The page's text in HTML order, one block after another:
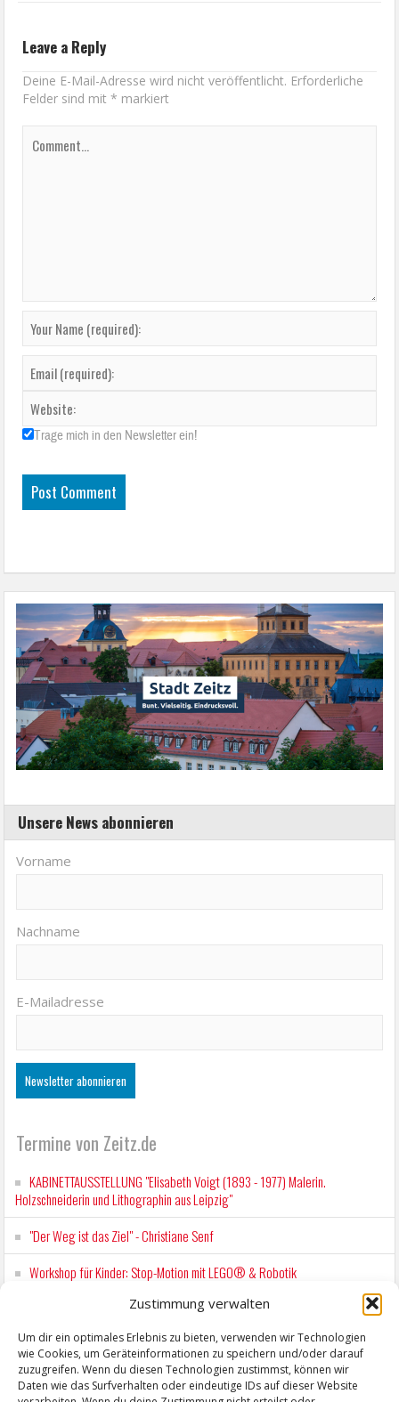
Zustimmung verwalten
Um dir ein optimales Erlebnis zu bieten, verwenden wir Technologien
wie Cookies, um Geräteinformationen zu speichern und/oder darauf
zuzugreifen. Wenn du diesen Technologien zustimmst, können wir
Daten wie das Surfverhalten oder eindeutige IDs auf dieser Website
Leave a Reply
Deine E-Mail-Adresse wird nicht veröffentlicht. Erforderliche
Felder sind mit* markiert
Trage mich in den Newsletter ein!
Unsere News abonnieren
Vorname
Nachname
E-Mailadresse
Termine von Zeitz.de
KABINETTAUSSTELLUNG "Elisabeth Voigt (1893 - 1977) Malerin.
Holzschneiderin und Lithographin aus Leipzig"
"Der Weg ist das Ziel" - Christiane Senf
Workshop für Kinder: Stop-Motion mit LEGO® & Robotik
EINFACH LESEN im August 2026 H.P. Richter - DAMALS WAR ES FRIEDRICH
Lesung in Einfacher Sprache